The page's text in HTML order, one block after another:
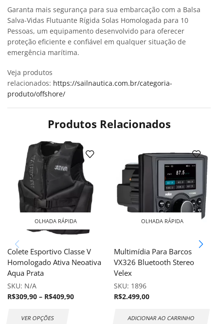
Garanta mais segurança para sua embarcação com a Balsa
Salva-Vidas Flutuante Rígida Solas Homologada para 10
Pessoas, um equipamento desenvolvido para oferecer
proteção eficiente e confiável em qualquer situação de
emergência marítima.
Veja produtos
relacionados: https://sailnautica.com.br/categoria-
produto/offshore/
Produtos Relacionados
OLHADA RÁPIDA
Colete Esportivo Classe V
Homologado Ativa Neoativa
Aqua Prata
SKU: N/A
R$309,90 – R$409,90
VER OPÇÕES
OLHADA RÁPIDA
Multimídia Para Barcos
VX326 Bluetooth Stereo
Velex
SKU: 1896
R$2.499,00
ADICIONAR AO CARRINHO